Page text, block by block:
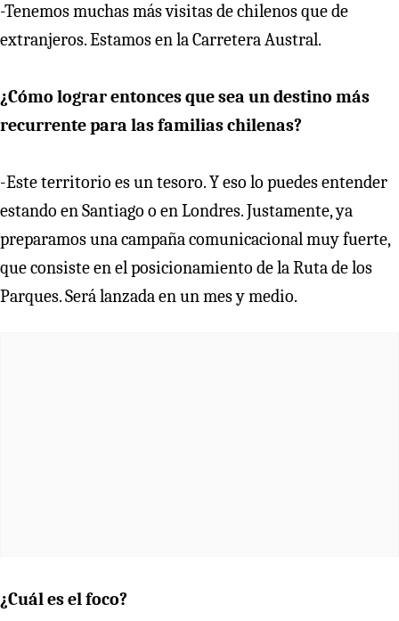
-Tenemos muchas más visitas de chilenos que de
extranjeros. Estamos en la Carretera Austral.
¿Cómo lograr entonces que sea un destino más
recurrente para las familias chilenas?
-Este territorio es un tesoro. Y eso lo puedes entender
estando en Santiago o en Londres. Justamente, ya
preparamos una campaña comunicacional muy fuerte,
que consiste en el posicionamiento de la Ruta de los
Parques. Será lanzada en un mes y medio.
¿Cuál es el foco?